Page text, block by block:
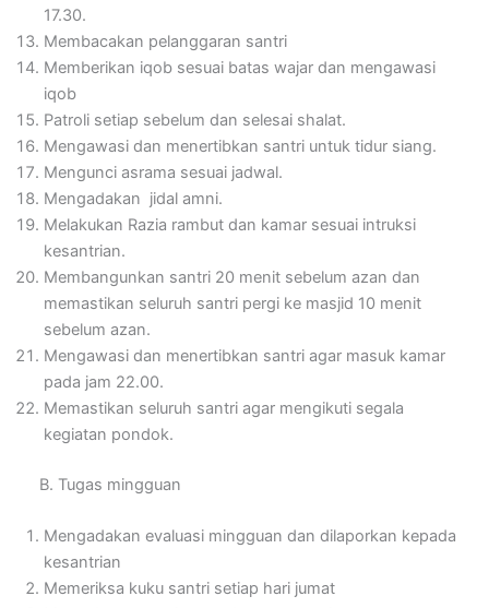
17.30.
Membacakan pelanggaran santri
Memberikan iqob sesuai batas wajar dan mengawasi
iqob
Patroli setiap sebelum dan selesai shalat.
Mengawasi dan menertibkan santri untuk tidur siang.
Mengunci asrama sesuai jadwal.
Mengadakan jidal amni.
Melakukan Razia rambut dan kamar sesuai intruksi
kesantrian.
Membangunkan santri 20 menit sebelum azan dan
memastikan seluruh santri pergi ke masjid 10 menit
sebelum azan.
Mengawasi dan menertibkan santri agar masuk kamar
pada jam 22.00.
Memastikan seluruh santri agar mengikuti segala
kegiatan pondok.
B. Tugas mingguan
Mengadakan evaluasi mingguan dan dilaporkan kepada
kesantrian
Memeriksa kuku santri setiap hari jumat